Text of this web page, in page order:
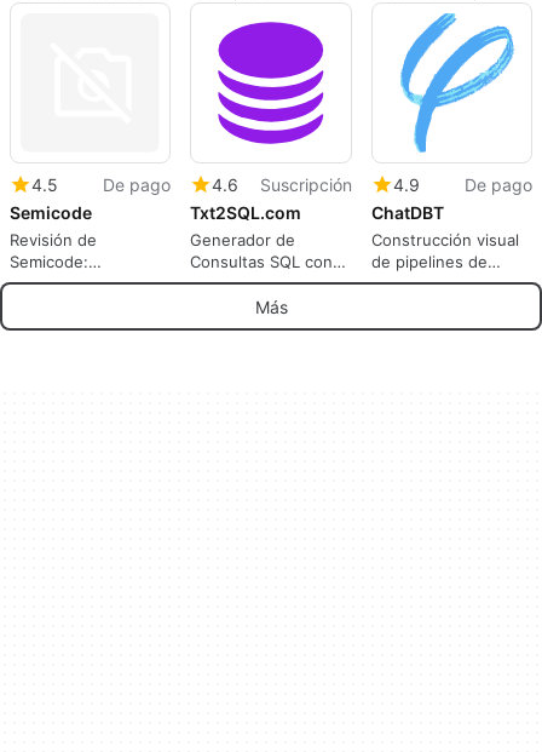
CompanyDocsGPT
desarrolladores
Playmaker
4.5
De pago
Semicode
Revisión de
Semicode:
Herramienta No-
4.6
Suscripción
Txt2SQL.com
Generador de
Consultas SQL con
Txt2SQL
4.9
De pago
ChatDBT
Construcción visual
de pipelines de
datos con ChatDBT
Más